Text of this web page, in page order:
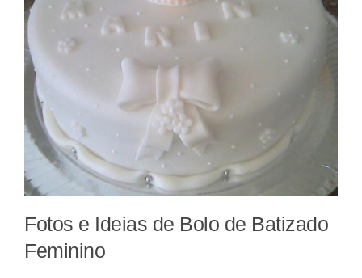
Fotos e Ideias de Bolo de Batizado
Feminino